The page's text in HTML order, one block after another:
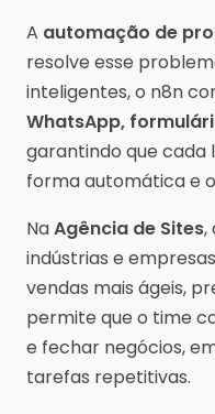
A automação de
resolve esse
inteligentes, o n8n
WhatsApp,
garantindo que cada
forma automática e
NaAgência de Sites,
indústrias e
vendas mais ágeis,
permite que o time
e fechar negócios,
tarefas repetitivas.